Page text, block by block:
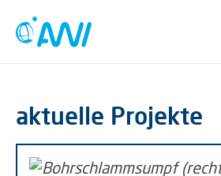
aktuelle Projekte